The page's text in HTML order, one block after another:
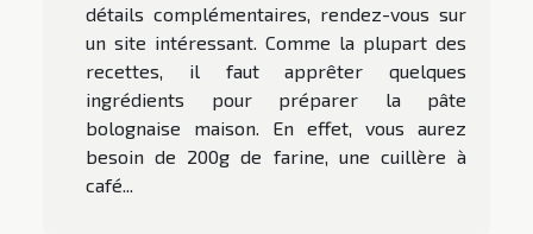
détails complémentaires, rendez-vous sur
un site intéressant. Comme la plupart des
recettes, il faut apprêter quelques
ingrédients pour préparer la pâte
bolognaise maison. En effet, vous aurez
besoin de 200g de farine, une cuillère à
café...